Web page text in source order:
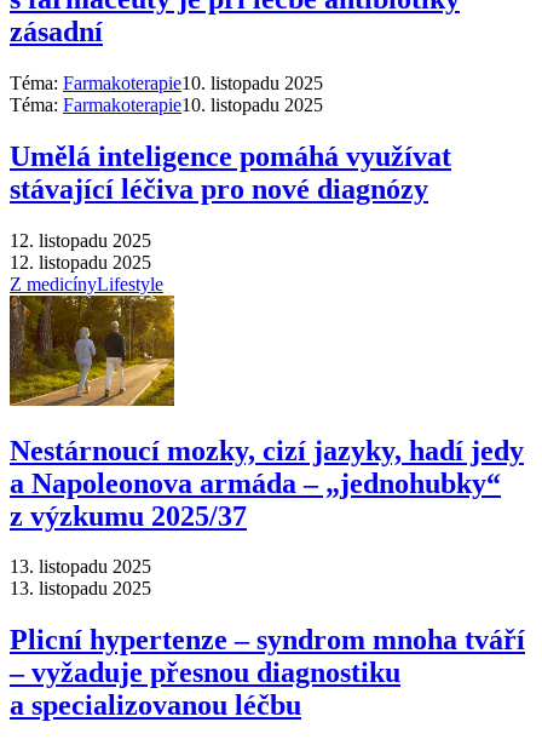
zásadní
Téma: Farmakoterapie10. listopadu 2025
Téma: Farmakoterapie10. listopadu 2025
Umělá inteligence pomáhá využívat
stávající léčiva pro nové diagnózy
12. listopadu 2025
12. listopadu 2025
Z medicínyLifestyle
Nestárnoucí mozky, cizí jazyky, hadí jedy
a Napoleonova armáda –⁠ „jednohubky“
z výzkumu 2025/37
13. listopadu 2025
13. listopadu 2025
Plicní hypertenze –⁠ syndrom mnoha tváří
–⁠ vyžaduje přesnou diagnostiku
a specializovanou léčbu